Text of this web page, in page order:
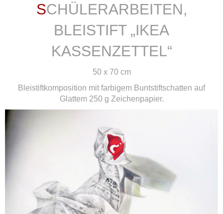
SCHÜLERARBEITEN,
BLEISTIFT „IKEA
KASSENZETTEL“
50 x 70 cm
Bleistiftkomposition mit farbigem Buntstiftschatten auf
Glattem 250 g Zeichenpapier.